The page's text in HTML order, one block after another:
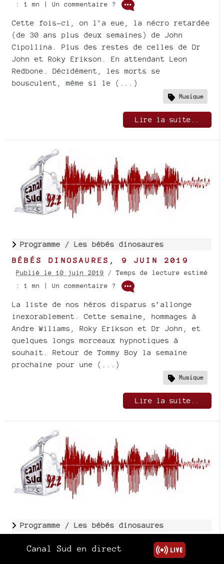
: 1 mn | Un commentaire ?
Cette fois-ci, on l’a eue, la nécro retardée
(de 30 ans plus deux semaines) de John
Cipollina. Plus des restes de celles de Dr
John et Roky Erikson. En attendant Leon
Redbone. Décidément, les morts se
bousculent, même si le (...)
Musique
Lire la suite..
Programme / Les bébés dinosaures
BÉBÉS DINOSAURES, 9 JUIN 2019
Publié le 10 juin 2019 / Temps de lecture estimé
: 1 mn | Un commentaire ?
La liste de nos héros disparus s’allonge
inexorablement. Cette semaine, hommages à
Andre Wiliams, Roky Erikson et Dr John, et
quelques longs morceaux hypnotiques à
souhait. Retour de Tommy Boy la semaine
prochaine pour une (...)
Musique
Lire la suite..
Programme / Les bébés dinosaures
BÉBÉS DINOSAURES, 2 JUIN 2019
Publié le 3 juin 2019/ Temps de lecture estimé
Canal Sud en direct